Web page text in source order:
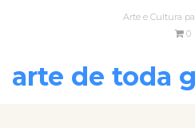
Arte e Cultura
0
arte de toda